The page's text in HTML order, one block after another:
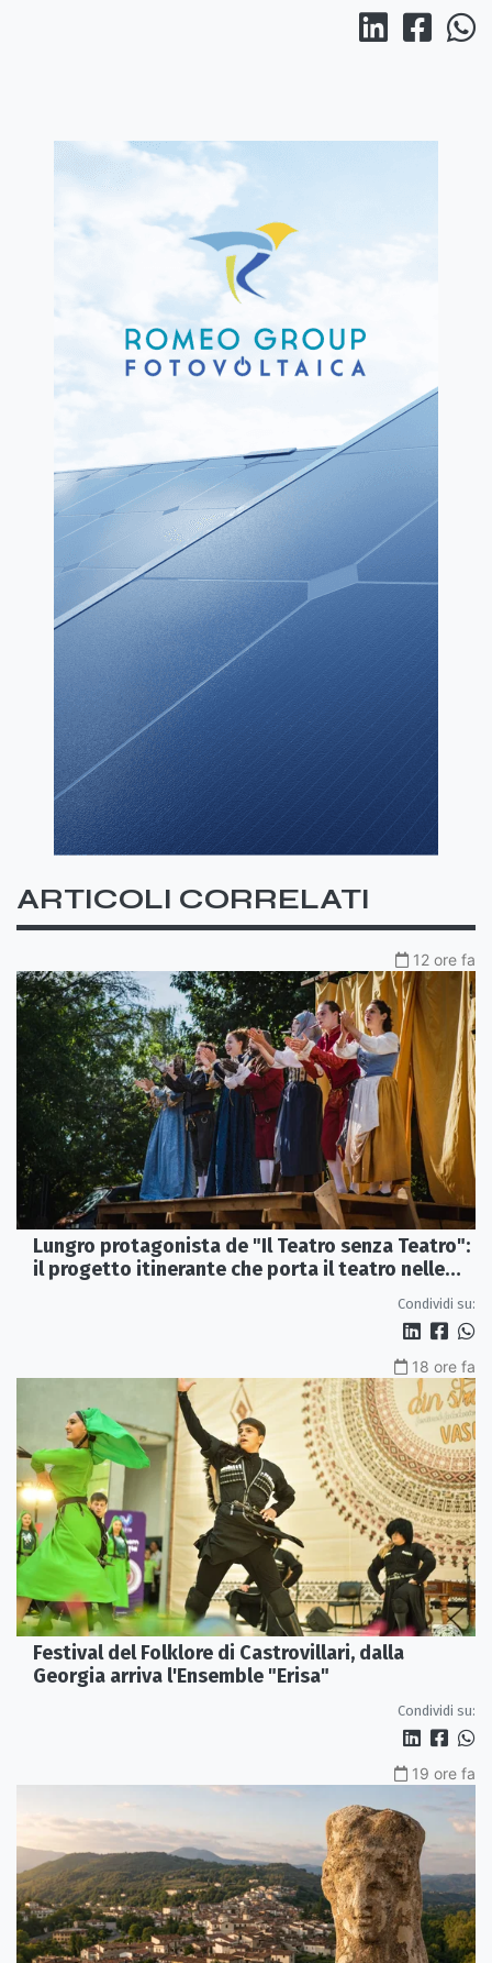
ARTICOLI CORRELATI
12 ore fa
Lungro protagonista de "Il Teatro senza Teatro":
il progetto itinerante che porta il teatro nelle
Condividi su:
18 ore fa
Festival del Folklore di Castrovillari, dalla
Georgia arriva l'Ensemble "Erisa"
Condividi su:
19 ore fa